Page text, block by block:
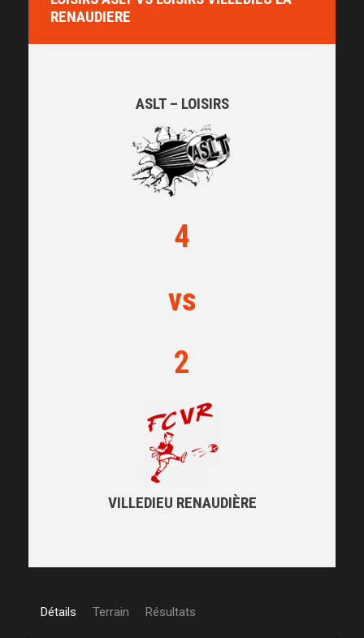
RENAUDIERE
ASLT – LOISIRS
4
vs
2
VILLEDIEU RENAUDIÈRE
Détails Terrain Résultats